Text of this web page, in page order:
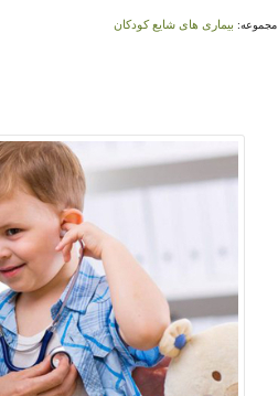
مجموعه: بیماری های شایع کودکان